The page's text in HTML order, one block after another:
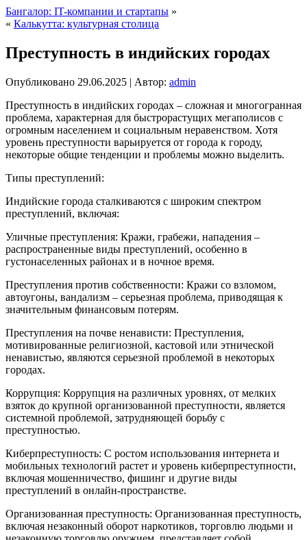
Бангалор: IT-компании и стартапы »
« Калькутта: культурная столица
Преступность в индийских городах
Опубликовано 29.06.2025 | Автор: admin
Преступность в индийских городах – сложная и многогранная
проблема, характерная для быстрорастущих мегаполисов с
огромным населением и социальным неравенством. Хотя
уровень преступности варьируется от города к городу,
некоторые общие тенденции и проблемы можно выделить.
Типы преступлений:
Индийские города сталкиваются с широким спектром
преступлений, включая:
Уличные преступления: Кражи, грабежи, нападения –
распространенные виды преступлений, особенно в
густонаселенных районах и в ночное время.
Преступления против собственности: Кражи со взломом,
автоугоны, вандализм – серьезная проблема, приводящая к
значительным финансовым потерям.
Преступления на почве ненависти: Преступления,
мотивированные религиозной, кастовой или этнической
ненавистью, являются серьезной проблемой в некоторых
городах.
Коррупция: Коррупция на различных уровнях, от мелких
взяток до крупной организованной преступности, является
системной проблемой, затрудняющей борьбу с
преступностью.
Киберпреступность: С ростом использования интернета и
мобильных технологий растет и уровень киберпреступности,
включая мошенничество, фишинг и другие виды
преступлений в онлайн-пространстве.
Организованная преступность: Организованная преступность,
включая незаконный оборот наркотиков, торговлю людьми и